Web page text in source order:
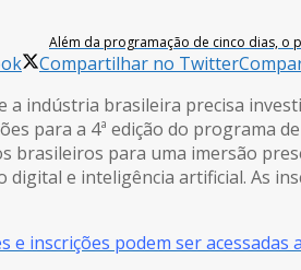
Além da programação de cinco dias, o
Compartilhar no Twitter
a indústria brasileira precisa
para a 4ª edição do programa
brasileiros para uma imersão
e inteligência artificial. As
e inscrições podem ser acessadas